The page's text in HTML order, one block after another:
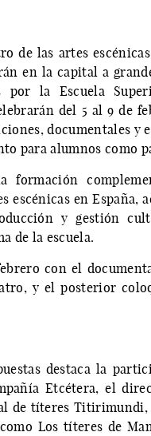
de las artes
en la capital a
por la Escuela
del 5 al 9 de
documentales y
para alumnos como
formación
escénicas en España,
y gestión
de la escuela.
con el
y el posterior
destaca la
Etcétera, el
de títeres Titirimundi,
Los títeres de